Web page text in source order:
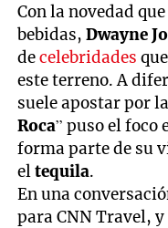
Con la novedad
bebidas,Dwayne
decelebridades
este terreno. A
suele apostar por
Roca” puso el foco
forma parte de su
eltequila.
En una
para CNN Travel,